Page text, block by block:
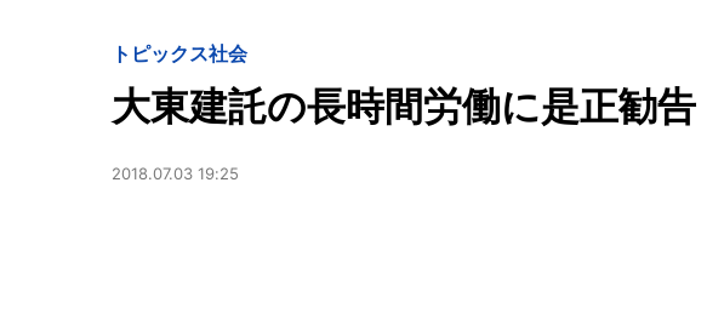
トピックス社会
大東建託の長時間労働に是正勧告
2018.07.03 19:25